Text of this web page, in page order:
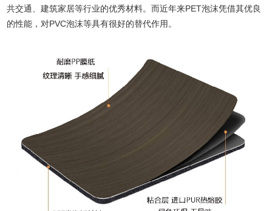
共交通、建筑家居等行业的优秀材料。而近年来PET泡沫凭借其优良
的性能，对PVC泡沫等具有很好的替代作用。